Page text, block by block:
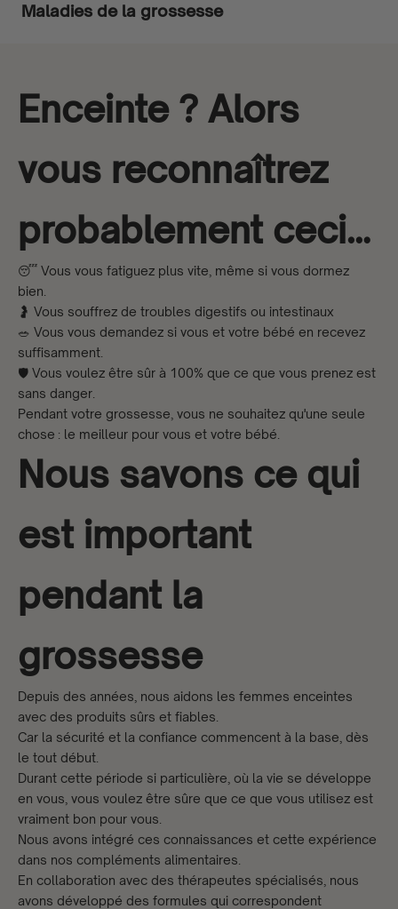
Maladies de la grossesse
Enceinte ? Alors
vous reconnaîtrez
probablement ceci…
😴 Vous vous fatiguez plus vite, même si vous dormez
bien.
🤰 Vous souffrez de troubles digestifs ou intestinaux
🥗 Vous vous demandez si vous et votre bébé en recevez
suffisamment.
🛡️ Vous voulez être sûr à 100% que ce que vous prenez est
sans danger.
Pendant votre grossesse, vous ne souhaitez qu'une seule
chose : le meilleur pour vous et votre bébé.
Nous savons ce qui
est important
pendant la
grossesse
Depuis des années, nous aidons les femmes enceintes
avec des produits sûrs et fiables.
Car la sécurité et la confiance commencent à la base, dès
le tout début.
Durant cette période si particulière, où la vie se développe
en vous, vous voulez être sûre que ce que vous utilisez est
vraiment bon pour vous.
Nous avons intégré ces connaissances et cette expérience
dans nos compléments alimentaires.
En collaboration avec des thérapeutes spécialisés, nous
avons développé des formules qui correspondent